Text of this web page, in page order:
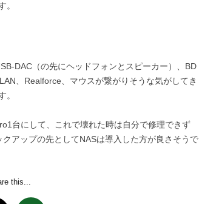
。
DAC（の先にヘッドフォンとスピーカー）、BD
、Realforce、マウスが繋がりそうな気がしてき
。
台にして、これで壊れた時は自分で修理できず
アップの先としてNASは導入した方が良さそうで
this...